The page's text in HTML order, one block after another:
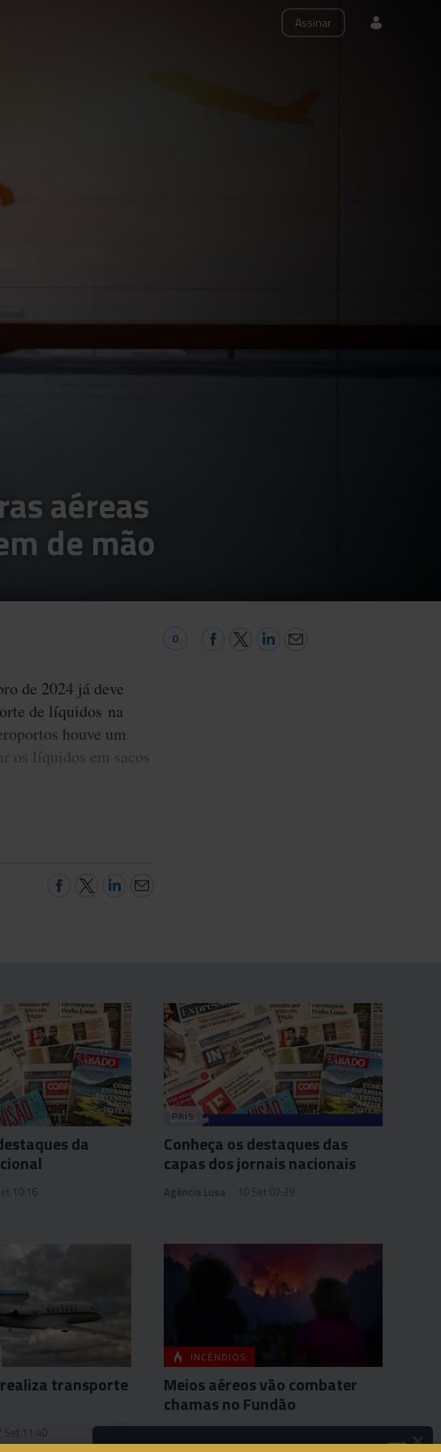
Assinar
aéreas
de mão
0
de 2024 já deve
de líquidos na
houve um
os líquidos em sacos
da
10:16
PAÍS
Conheça os destaques das
capas dos jornais nacionais
Agência Lusa 10 Set 07:39
transporte
Set 11:40
INCÊNDIOS
Meios aéreos vão combater
chamas no Fundão
×